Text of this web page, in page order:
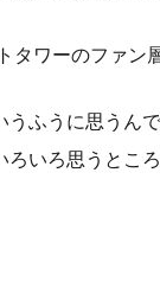
ワーのファン
うふうに思うん
いろ思うとこ